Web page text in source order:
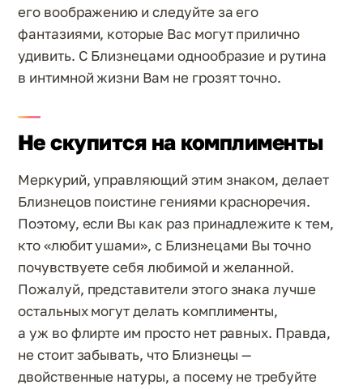
его воображению и следуйте за его
фантазиями, которые Вас могут прилично
удивить. С Близнецами однообразие и рутина
в интимной жизни Вам не грозят точно.
Не скупится на комплименты
Меркурий, управляющий этим знаком, делает
Близнецов поистине гениями красноречия.
Поэтому, если Вы как раз принадлежите к тем,
кто «любит ушами», с Близнецами Вы точно
почувствуете себя любимой и желанной.
Пожалуй, представители этого знака лучше
остальных могут делать комплименты,
а уж во флирте им просто нет равных. Правда,
не стоит забывать, что Близнецы —
двойственные натуры, а посему не требуйте